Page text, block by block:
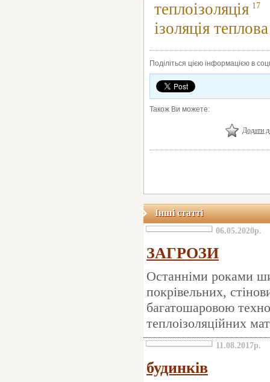
теплоізоляція 17
ізоляція теплова
Поділіться цією інформацією в
Також Ви можете:
Додати
Інші статті
06.05.2020р.
ЗАГРОЗИ
Останніми роками
покрівельних,
багатошаровою
теплоізоляційних
11.08.2017р.
будинків